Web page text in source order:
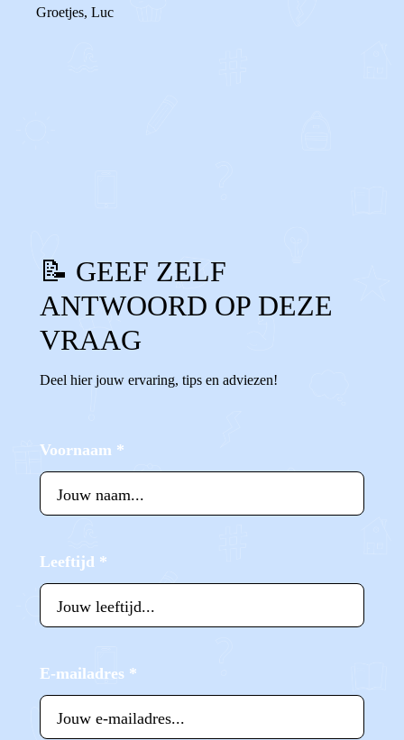
Groetjes, Luc
📝 GEEF ZELF
ANTWOORD OP DEZE
VRAAG
Deel hier jouw ervaring, tips en adviezen!
Voornaam *
Leeftijd *
E-mailadres *